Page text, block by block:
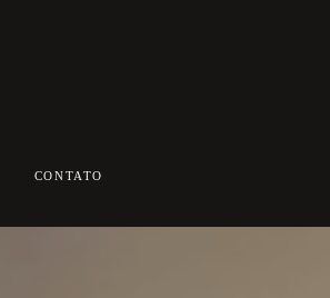
CONTATO